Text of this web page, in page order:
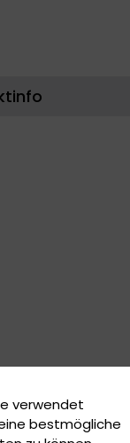
verwendet
bestmögliche